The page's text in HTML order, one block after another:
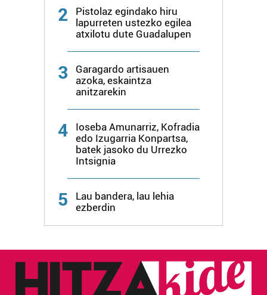
2
Pistolaz egindako hiru
lapurreten ustezko egilea
atxilotu dute Guadalupen
3
Garagardo artisauen
azoka, eskaintza
anitzarekin
4
Ioseba Amunarriz, Kofradia
edo Izugarria Konpartsa,
batek jasoko du Urrezko
Intsignia
5
Lau bandera, lau lehia
ezberdin